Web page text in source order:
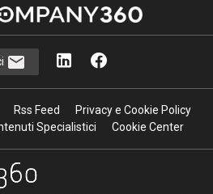
Rss Feed
Privacy e Cookie Policy
Specialistici
Cookie Center